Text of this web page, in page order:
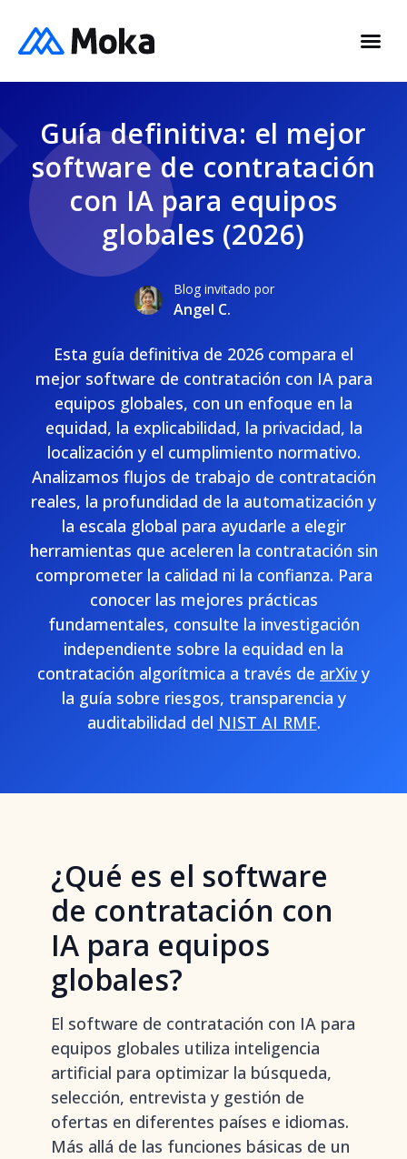
Guía definitiva: el mejor
software de contratación
con IA para equipos
globales (2026)
Blog invitado por
Angel C.
Esta guía definitiva de 2026 compara el
mejor software de contratación con IA para
equipos globales, con un enfoque en la
equidad, la explicabilidad, la privacidad, la
localización y el cumplimiento normativo.
Analizamos flujos de trabajo de contratación
reales, la profundidad de la automatización y
la escala global para ayudarle a elegir
herramientas que aceleren la contratación sin
comprometer la calidad ni la confianza. Para
conocer las mejores prácticas
fundamentales, consulte la investigación
independiente sobre la equidad en la
contratación algorítmica a través de arXivy
la guía sobre riesgos, transparencia y
auditabilidad del NIST AI RMF.
¿Qué es el software
de contratación con
IA para equipos
globales?
El software de contratación con IA para
equipos globales utiliza inteligencia
artificial para optimizar la búsqueda,
selección, entrevista y gestión de
ofertas en diferentes países e idiomas.
Más allá de las funciones básicas de un